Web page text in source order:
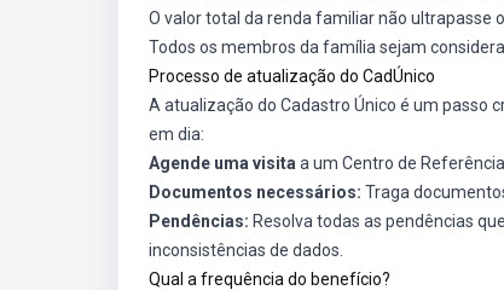
O valor total da renda familiar não ultrapasse
Todos os membros da família sejam
Processo de atualização do CadÚnico
A atualização do Cadastro Único é um passo
em dia:
Agende uma visita a um Centro de
Documentos necessários: Traga
Pendências: Resolva todas as pendências
inconsistências de dados.
Qual a frequência do benefício?